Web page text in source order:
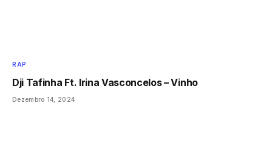
RAP
Dji Tafinha Ft. Irina Vasconcelos – Vinho
Dezembro 14, 2024